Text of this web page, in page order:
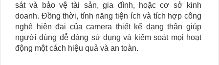
sát và bảo vệ tài sản, gia đình, hoặc cơ sở kinh
doanh. Đồng thời, tính năng tiện ích và tích hợp công
nghệ hiện đại của camera thiết kế dạng thân giúp
người dùng dễ dàng sử dụng và kiểm soát mọi hoạt
động một cách hiệu quả và an toàn.